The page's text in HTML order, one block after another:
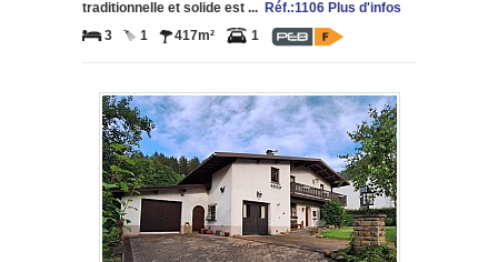
traditionnelle et solide est ... Réf.:1106 Plus d'infos
3
1 417m² 1